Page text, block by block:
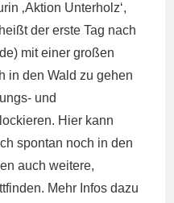
‚Aktion Unterholz‘,
der erste Tag nach
mit einer großen
in den Wald zu gehen
und
Hier kann
spontan noch in den
auch weitere,
Mehr Infos dazu